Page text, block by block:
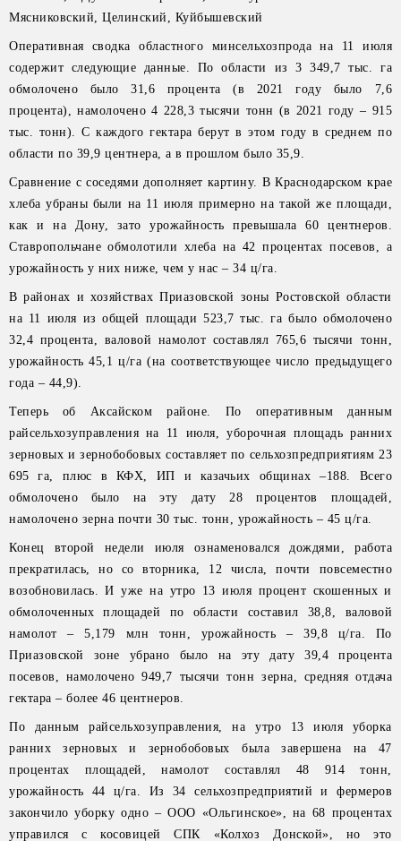
Мясниковский, Целинский, Куйбышевский
Оперативная сводка областного минсельхозпрода на 11 июля
содержит следующие данные. По области из 3 349,7 тыс. га
обмолочено было 31,6 процента (в 2021 году было 7,6
процента), намолочено 4 228,3 тысячи тонн (в 2021 году – 915
тыс. тонн). С каждого гектара берут в этом году в среднем по
области по 39,9 центнера, а в прошлом было 35,9.
Сравнение с соседями дополняет картину. В Краснодарском крае
хлеба убраны были на 11 июля примерно на такой же площади,
как и на Дону, зато урожайность превышала 60 центнеров.
Ставропольчане обмолотили хлеба на 42 процентах посевов, а
урожайность у них ниже, чем у нас – 34 ц/га.
В районах и хозяйствах Приазовской зоны Ростовской области
на 11 июля из общей площади 523,7 тыс. га было обмолочено
32,4 процента, валовой намолот составлял 765,6 тысячи тонн,
урожайность 45,1 ц/га (на соответствующее число предыдущего
года – 44,9).
Теперь об Аксайском районе. По оперативным данным
райсельхозуправления на 11 июля, уборочная площадь ранних
зерновых и зернобобовых составляет по сельхозпредприятиям 23
695 га, плюс в КФХ, ИП и казачьих общинах –188. Всего
обмолочено было на эту дату 28 процентов площадей,
намолочено зерна почти 30 тыс. тонн, урожайность – 45 ц/га.
Конец второй недели июля ознаменовался дождями, работа
прекратилась, но со вторника, 12 числа, почти повсеместно
возобновилась. И уже на утро 13 июля процент скошенных и
обмолоченных площадей по области составил 38,8, валовой
намолот – 5,179 млн тонн, урожайность – 39,8 ц/га. По
Приазовской зоне убрано было на эту дату 39,4 процента
посевов, намолочено 949,7 тысячи тонн зерна, средняя отдача
гектара – более 46 центнеров.
По данным райсельхозуправления, на утро 13 июля уборка
ранних зерновых и зернобобовых была завершена на 47
процентах площадей, намолот составлял 48 914 тонн,
урожайность 44 ц/га. Из 34 сельхозпредприятий и фермеров
закончило уборку одно – ООО «Ольгинское», на 68 процентах
управился с косовицей СПК «Колхоз Донской», но это